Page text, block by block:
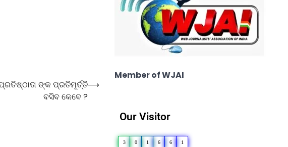
ଙ୍କ ପ୍ରତିମୂର୍ତ୍ତି
ବସିବ କେବେ ?
⟶
Member of WJAI
Our Visitor
3 0 1 6 6 1